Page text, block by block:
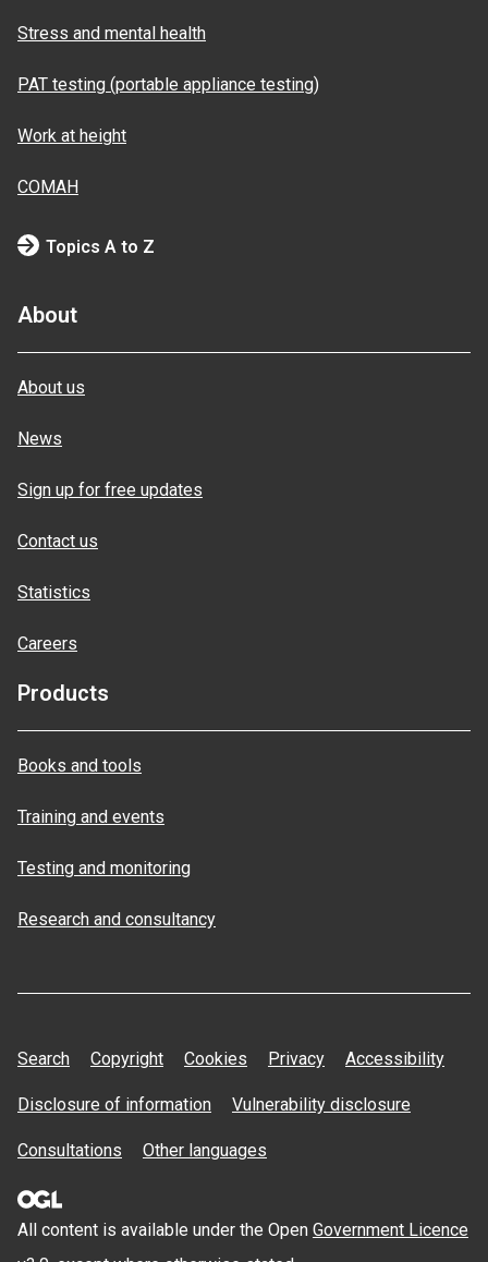
Stress and mental health
PAT testing (portable appliance testing)
Work at height
COMAH
Topics A to Z
About
About us
News
Sign up for free updates
Contact us
Statistics
Careers
Products
Books and tools
Training and events
Testing and monitoring
Research and consultancy
Search Copyright Cookies Privacy Accessibility
Disclosure of information Vulnerability disclosure
Consultations Other languages
All content is available under the Open Government Licence